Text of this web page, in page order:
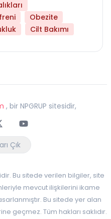
Obezite
Cilt Bakımı
, bir NPGRUP sitesidir,
Youtube
Çık
Bu sitede verilen bilgiler, site
mevcut ilişkilerini ikame
Bu sitede yer alan
geçmez. Tüm hakları saklıdır.